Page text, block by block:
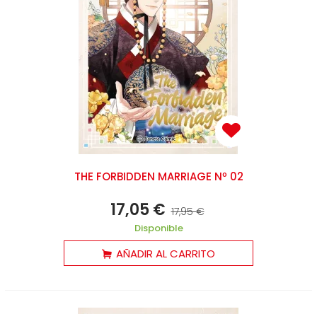
THE FORBIDDEN MARRIAGE Nº 02
17,05 € 17,95 €
Disponible
AÑADIR AL CARRITO